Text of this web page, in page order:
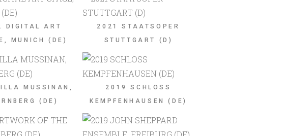
DIGITAL ART
MUNICH (DE)
2021 STAATSOPER
STUTTGART (D)
MUSSINAN,
(DE)
2019 SCHLOSS
KEMPFENHAUSEN (DE)